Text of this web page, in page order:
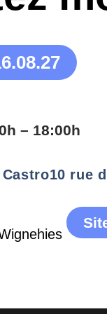
– 18:00h
10 rue